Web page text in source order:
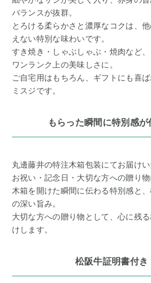
バランスが抜群。
とろける柔らかさと濃厚なコクは、
えない特別な味わいです。
すき焼き・しゃぶしゃぶ・焼肉など
ワンランク上の美味しさに。
ご自宅用はもちろん、ギフトにも喜
ミスジです。
もらった瞬間に特別感が
丸邊藤井の特注木箱包装にてお届けい
お祝い・記念日・大切な方への贈り物
木箱を開けた瞬間に伝わる特別感と
の深い旨み。
大切な方への贈り物として、心に残
けします。
松阪牛証明書付き